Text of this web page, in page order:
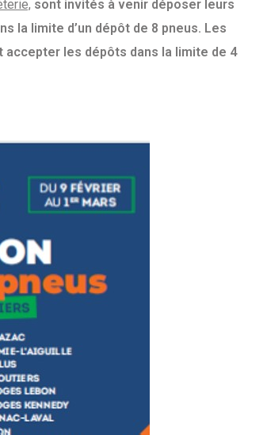
sont invités à venir déposer leurs
la limite d’un dépôt de 8 pneus. Les
les dépôts dans la limite de 4